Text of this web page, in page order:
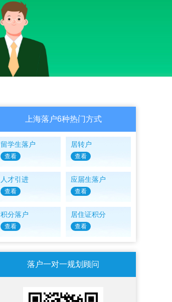
上海落户6种热门方式
留学生落户
查看
居转户
查看
人才引进
查看
应届生落户
查看
积分落户
查看
居住证积分
查看
落户一对一规划顾问